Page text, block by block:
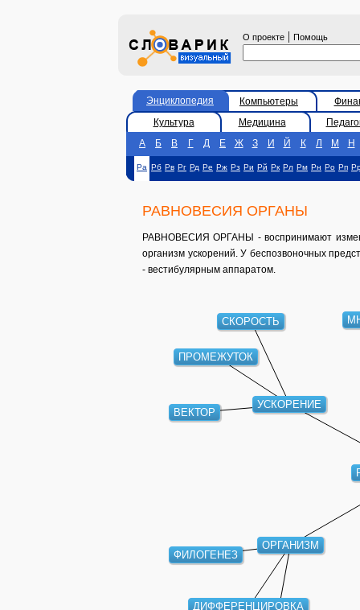
О проекте | Помощь
Энциклопедия Компьютеры
Культура
Медицина
А
Б В Г Д Е Ж З И Й К Л М Н
Ра Рб Рв Рг Рд Ре Рж Рз Ри Рй Рк Рл Рм Рн Ро Рп
РАВНОВЕСИЯ ОРГАНЫ
РАВНОВЕСИЯ ОРГАНЫ - воспринимают
организм ускорений. У беспозвоночных
- вестибулярным аппаратом.
УСКОРЕНИЕ
ОРГАНИЗМ
ВЕКТОР
ПРОМЕЖУТОК
СКОРОСТЬ
ДИФФЕРЕНЦИРОВКА
ФИЛОГЕНЕЗ